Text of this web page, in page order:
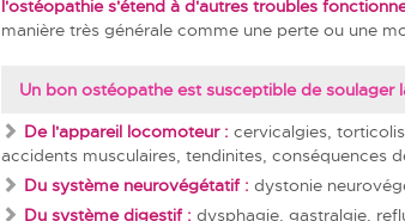
l'ostéopathie s'étend à d'autres troubles
manière très générale comme une perte ou une
Un bon ostéopathe est susceptible de
De l'appareil locomoteur : cervicalgies,
accidents musculaires, tendinites, conséquences
Du système neurovégétatif : dystonie
Du système digestif : dysphagie, gastralgie,